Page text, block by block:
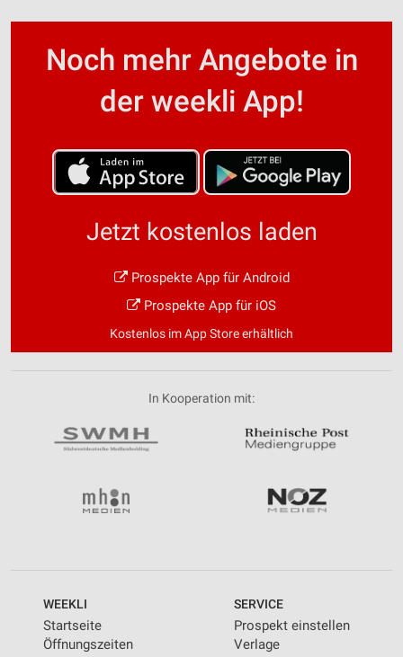
Noch mehr Angebote in
der weekli App!
Jetzt kostenlos laden
Prospekte App für Android
Prospekte App für iOS
Kostenlos im App Store erhältlich
In Kooperation mit:
WEEKLI
Startseite
Öffnungszeiten
SERVICE
Prospekt einstellen
Verlage